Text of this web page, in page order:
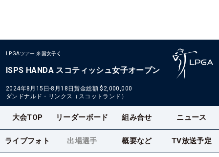
LPGAツアー 米国女子
ISPS HANDA スコティッシュ女子オープン
2024年8月15日-8月18日賞金総額 $2,000,000
ダンドナルド・リンクス（スコットランド）
大会TOP リーダーボード 組み合せ ニュース
ライブフォト 出場選手 概要など TV放送予定